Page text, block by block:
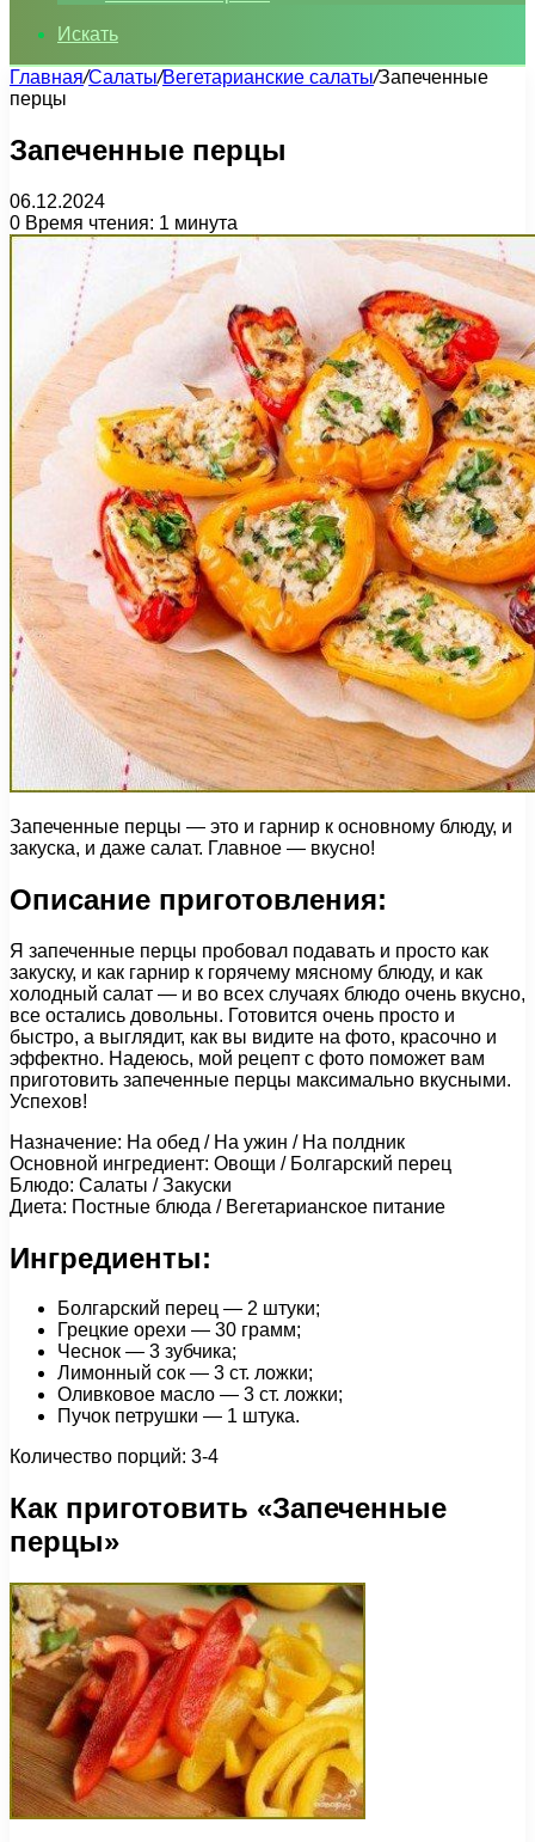
Искать
Главная/Салаты/Вегетарианские салаты/Запеченные
перцы
Запеченные перцы
06.12.2024
0 Время чтения: 1 минута
Запеченные перцы — это и гарнир к основному блюду, и
закуска, и даже салат. Главное — вкусно!
Описание приготовления:
Я запеченные перцы пробовал подавать и просто как
закуску, и как гарнир к горячему мясному блюду, и как
холодный салат — и во всех случаях блюдо очень вкусно,
все остались довольны. Готовится очень просто и
быстро, а выглядит, как вы видите на фото, красочно и
эффектно. Надеюсь, мой рецепт с фото поможет вам
приготовить запеченные перцы максимально вкусными.
Успехов!
Назначение: На обед / На ужин / На полдник
Основной ингредиент: Овощи / Болгарский перец
Блюдо: Салаты / Закуски
Диета: Постные блюда / Вегетарианское питание
Ингредиенты:
Болгарский перец — 2 штуки;
Грецкие орехи — 30 грамм;
Чеснок — 3 зубчика;
Лимонный сок — 3 ст. ложки;
Оливковое масло — 3 ст. ложки;
Пучок петрушки — 1 штука.
Количество порций: 3-4
Как приготовить «Запеченные
перцы»